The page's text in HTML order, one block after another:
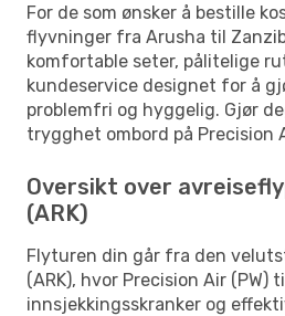
For de som ønsker å bestille
flyvninger fra Arusha til
komfortable seter, pålitelige
kundeservice designet for å
problemfri og hyggelig. Gjør
trygghet ombord på Precision
Oversikt over
(ARK)
Flyturen din går fra den
(ARK), hvor Precision Air (PW)
innsjekkingsskranker og